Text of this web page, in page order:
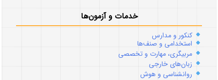
خدمات و آزمون‌ها
کنکور و مدارس
استخدامی و صنف‌ها
مربیگری، مهارت و تخصصی
زبان‌های خارجی
روانشناسی و هوش